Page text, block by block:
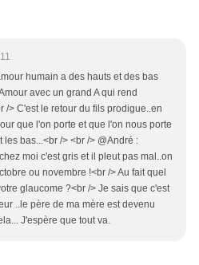
humain a des hauts et des bas
avec un grand A qui rend
/> C'est le retour du fils prodigue..en
que l'on porte et que l'on nous porte
bas...<br /> <br /> @André :
moi c'est gris et il pleut pas mal..on
ou novembre !<br /> Au fait quel
glaucome ?<br /> Je sais que c'est
..le père de ma mère est devenu
J'espère que tout va.